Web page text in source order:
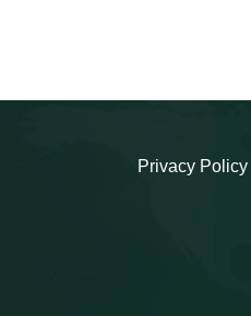
Privacy Policy